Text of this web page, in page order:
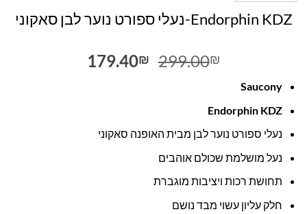
Endorphin KDZ-נעלי ספורט נוער לבן סאקוני
299.00₪
המחיר
179.40₪
Saucony
Endorphin KDZ
נעלי ספורט נוער לבן מבית האופנה סאקוני
נעל מושלמת שכולם אוהבים
תחושת רכות ויציבות מוגברת
חלק עליון עשוי מבד נושם